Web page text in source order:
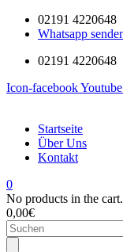
02191 4220648
Whatsapp
02191 4220648
Icon-facebookYoutube
Startseite
Über Uns
Kontakt
0
No products in the cart.
0,00€
Products
search